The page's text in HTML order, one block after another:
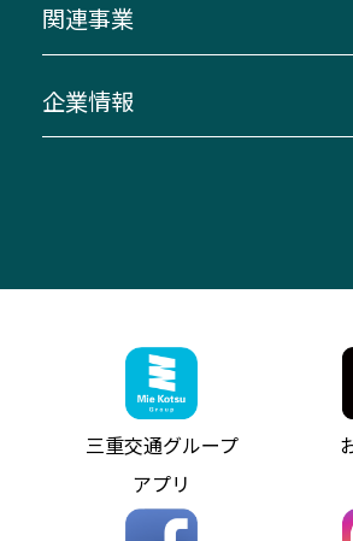
迂回・休止について
臨時バスについて
伊勢二見鳥羽周遊バスCANばす
「みえブルーライン」（三重大
神都ライナー
ミジュマルのラッピングバス（鈴
参宮バス
神都バス
パールシャトル
バス情報の見える化
南紀～VISON～名古屋
湯の山温泉～名古屋
桑名・長島温泉・金城ふ頭駅～中
（休止中）
お客様駐車場のご案内
アイコンの説明
インターネット予約
よくあるご質問
お問い合わせ
お問い合わせ
貸切バス団体旅行
美し国周遊ばす
関連事業
自家用自動車車両運行管理
ザ・バスコレクション三重交通
三重交通公式グッズ
企業情報
ファンコーナー
お問い合わせ
お知らせ・最新情報一覧
ニュースリリース
お問い合わせ
三重交通グループ
アプリ